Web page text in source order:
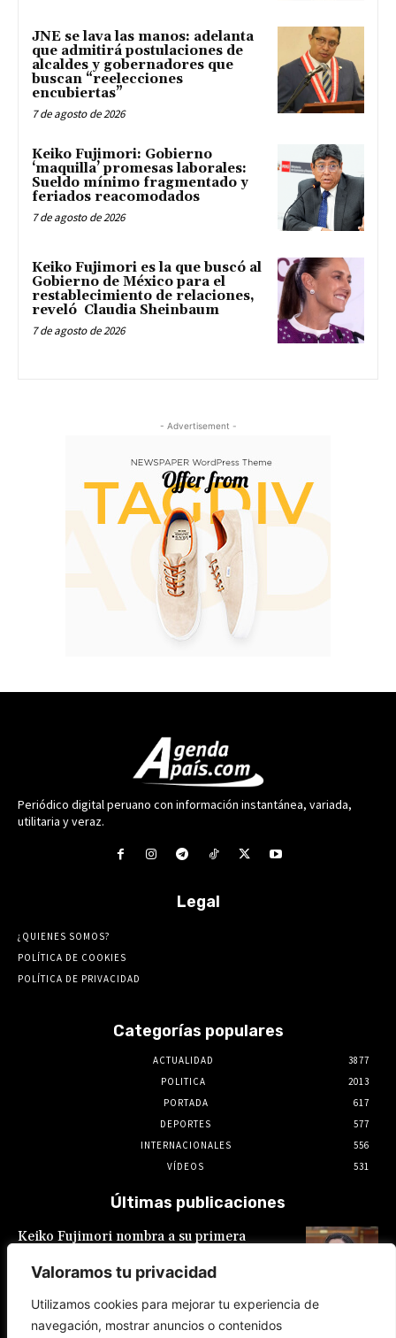
Valoramos tu privacidad
Utilizamos cookies para mejorar tu experiencia de
navegación, mostrar anuncios o contenidos
JNE se lava las manos: adelanta
que admitirá postulaciones de
alcaldes y gobernadores que
buscan “reelecciones
encubiertas”
7 de agosto de 2026
Keiko Fujimori: Gobierno
‘maquilla’ promesas laborales:
Sueldo mínimo fragmentado y
feriados reacomodados
7 de agosto de 2026
Keiko Fujimori es la que buscó al
Gobierno de México para el
restablecimiento de relaciones,
reveló Claudia Sheinbaum
7 de agosto de 2026
- Advertisement -
Periódico digital peruano con información instantánea, variada,
utilitaria y veraz.
Legal
¿QUIENES SOMOS?
POLÍTICA DE COOKIES
POLÍTICA DE PRIVACIDAD
Categorías populares
ACTUALIDAD
3877
POLITICA
2013
PORTADA
617
DEPORTES
577
INTERNACIONALES
556
VÍDEOS
531
Últimas publicaciones
Keiko Fujimori nombra a su primera
encargada: es Hilda Sandoval Cornejo